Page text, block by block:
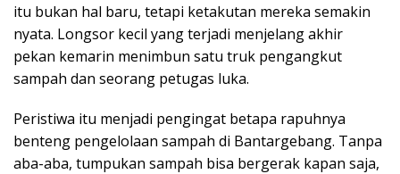
itu bukan hal baru, tetapi ketakutan mereka semakin
nyata. Longsor kecil yang terjadi menjelang akhir
pekan kemarin menimbun satu truk pengangkut
sampah dan seorang petugas luka.
Peristiwa itu menjadi pengingat betapa rapuhnya
benteng pengelolaan sampah di Bantargebang. Tanpa
aba-aba, tumpukan sampah bisa bergerak kapan saja,